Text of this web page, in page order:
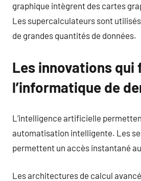
graphique intègrent des cartes
Les supercalculateurs sont
de grandes quantités de données.
Les innovations qui
l’informatique de
L’intelligence artificielle
automatisation intelligente. Les
permettent un accès instantané
Les architectures de calcul